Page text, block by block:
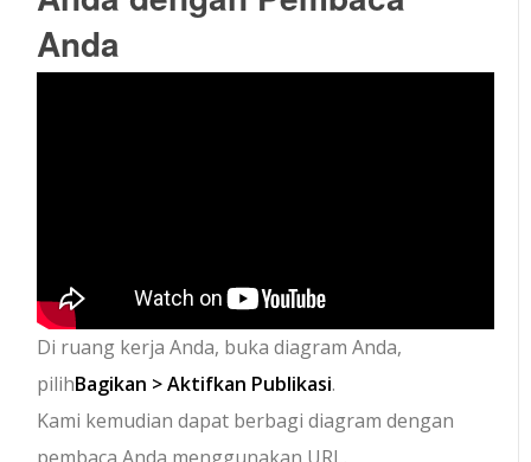
Anda
Di ruang kerja Anda, buka diagram Anda,
pilihBagikan > Aktifkan Publikasi.
Kami kemudian dapat berbagi diagram dengan